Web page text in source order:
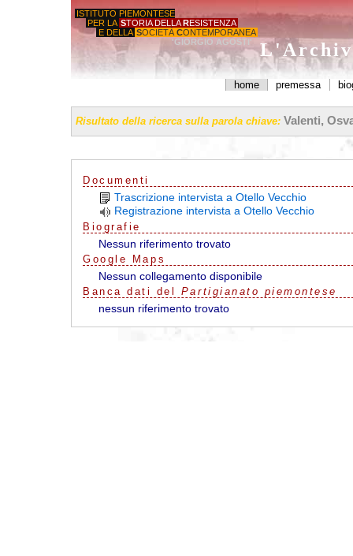
ISTITUTO PIEMONTESE
PER LA STORIA DELLA RESISTENZA
E DELLA SOCIETÀ CONTEMPORANEA
'GIORGIO AGOSTI'
home premessa
Risultato della ricerca sulla parola chiave: Valenti,
Documenti
Trascrizione intervista a Otello Vecchio
Registrazione intervista a Otello Vecchio
Biografie
Nessun riferimento trovato
G oo g e Maps
Nessun collegamento disponibile
Banca dati del Partigianato piemontese
nessun riferimento trovato